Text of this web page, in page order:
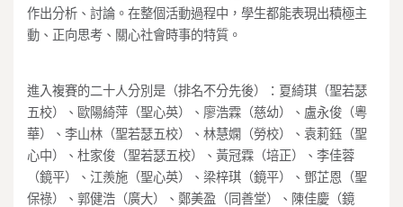
作出分析、討論。在整個活動過程中，學生都能表現出積極主
動、正向思考、關心社會時事的特質。
進入複賽的二十人分別是（排名不分先後）：夏綺琪（聖若瑟
五校）、歐陽綺萍（聖心英）、廖浩霖（慈幼）、盧永俊（粵
華）、李山林（聖若瑟五校）、林慧嫻（勞校）、袁莉鈺（聖
心中）、杜家俊（聖若瑟五校）、黃冠霖（培正）、李佳蓉
（鏡平）、江羨施（聖心英）、梁梓琪（鏡平）、鄧芷恩（聖
保祿）、郭健浩（廣大）、鄭美盈（同善堂）、陳佳慶（鏡